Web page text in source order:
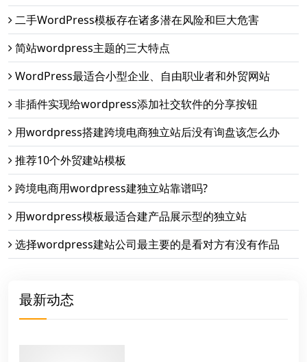
二手WordPress模板存在诸多潜在风险和巨大危害
简站wordpress主题的三大特点
WordPress最适合小型企业、自由职业者和外贸网站
非插件实现给wordpress添加社交软件的分享按钮
用wordpress搭建跨境电商独立站后没有询盘该怎么办
推荐10个外贸建站模板
跨境电商用wordpress建独立站靠谱吗?
用wordpress模板最适合建产品展示型的独立站
选择wordpress建站公司最主要的是看对方有没有作品
最新动态